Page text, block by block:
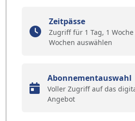
Zeitpässe
Zugriff für 1 Tag, 1
Wochen auswählen
Abonnementauswahl
Voller Zugriff auf das
Angebot